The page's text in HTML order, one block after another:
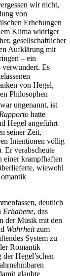
wir nicht,
von
Erhebungen
Klima widriger
gesellschaftlicher
Aufklärung mit
– ein
verwundert. Es
von Hegel,
Philosophen
ungenannt, ist
Rapporto hatte
Hegel angeführt
seiner Zeit,
Intentionen völlig
Er verabscheute
einer krampfhaften
wiewohl
deutlich
Erhabene, das
der Musik mit den
Wahrheitzum
System zu
Romantik
Hegel’schen
glaubte